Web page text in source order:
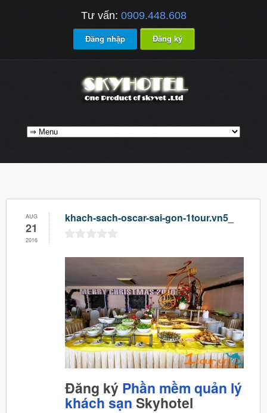
Tư vấn: 0909.448.608
Đăng nhập Đăng ký
AUG
21
2016
khach-sach-oscar-sai-gon-1tour.vn5_
Đăng ký Phần mềm quản lý
khách sạn Skyhotel